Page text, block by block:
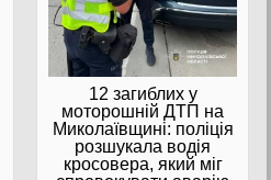
12 загиблих у
моторошній ДТП на
Миколаївщині: поліція
розшукала водія
кросовера, який міг